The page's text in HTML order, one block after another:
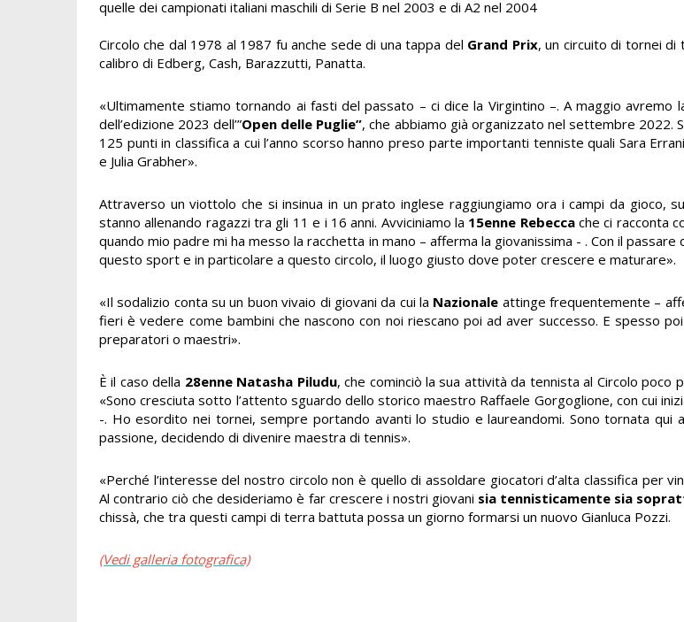
quelle dei campionati italiani maschili di Serie B nel 2003 e di A2 nel 2004
Circolo che dal 1978 al 1987 fu anche sede di una tappa del Grand Prix, un circuito di tornei di
calibro di Edberg, Cash, Barazzutti, Panatta.
«Ultimamente stiamo tornando ai fasti del passato – ci dice la Virgintino –. A maggio avremo
dell’edizione 2023 dell’”Open delle Puglie”, che abbiamo già organizzato nel settembre 2022.
125 punti in classifica a cui l’anno scorso hanno preso parte importanti tenniste quali Sara
e Julia Grabher».
Attraverso un viottolo che si insinua in un prato inglese raggiungiamo ora i campi da gioco,
stanno allenando ragazzi tra gli 11 e i 16 anni. Avviciniamo la 15enne Rebeccache ci racconta
quando mio padre mi ha messo la racchetta in mano – afferma la giovanissima - . Con il
questo sport e in particolare a questo circolo, il luogo giusto dove poter crescere e maturare».
«Il sodalizio conta su un buon vivaio di giovani da cui la Nazionale attinge frequentemente –
fieri è vedere come bambini che nascono con noi riescano poi ad aver successo. E spesso
preparatori o maestri».
È il caso della 28enne Natasha Piludu, che cominciò la sua attività da tennista al Circolo poco
«Sono cresciuta sotto l’attento sguardo dello storico maestro Raffaele Gorgoglione, con cui
-. Ho esordito nei tornei, sempre portando avanti lo studio e laureandomi. Sono tornata qui
passione, decidendo di divenire maestra di tennis».
«Perché l’interesse del nostro circolo non è quello di assoldare giocatori d’alta classifica per
Al contrario ciò che desideriamo è far crescere i nostri giovani sia tennisticamente sia
chissà, che tra questi campi di terra battuta possa un giorno formarsi un nuovo Gianluca Pozzi.
(Vedi galleria fotografica)